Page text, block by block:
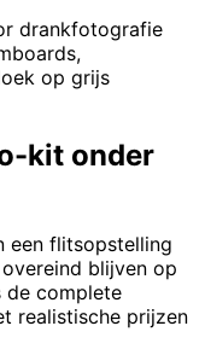
drankfotografie
op grijs
kit onder
een flitsopstelling
blijven op
de complete
realistische prijzen